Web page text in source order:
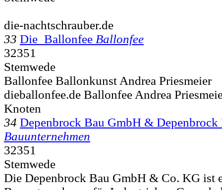
die-nachtschrauber.de
33 Die_Ballonfee Ballonfee
32351
Stemwede
Ballonfee Ballonkunst Andrea Priesmeier
dieballonfee.de Ballonfee Andrea
Knoten
34 Depenbrock Bau GmbH &
Bauunternehmen
32351
Stemwede
Die Depenbrock Bau GmbH & Co. KG ist